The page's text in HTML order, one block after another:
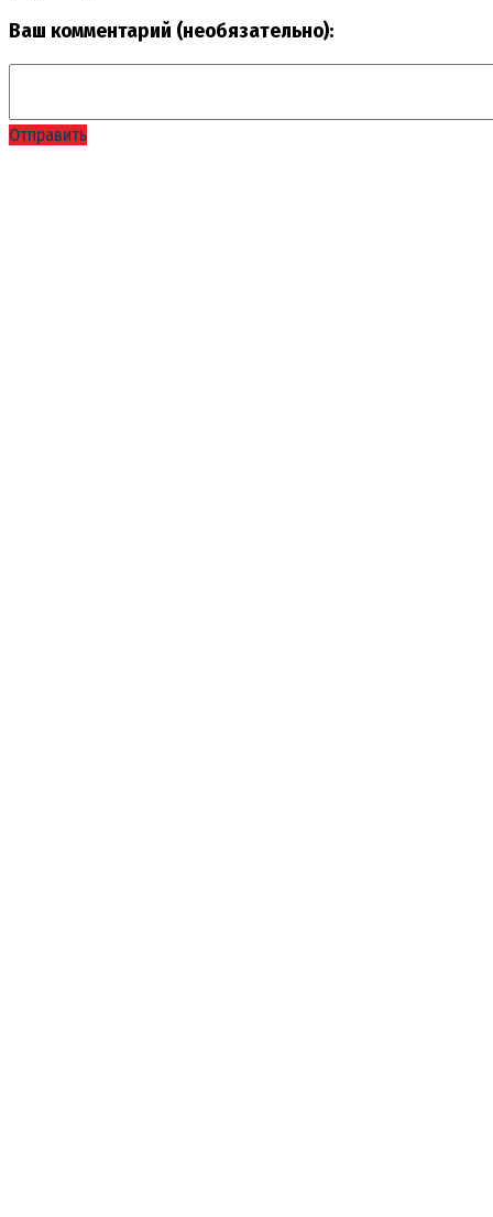
Ваш комментарий (необязательно):
Отправить